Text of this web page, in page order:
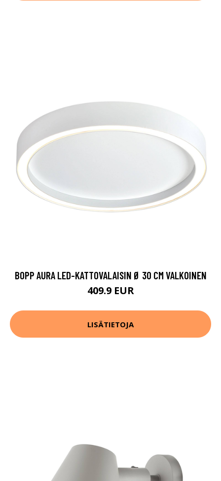
BOPP AURA LED-KATTOVALAISIN Ø 30 CM VALKOINEN
409.9 EUR
LISÄTIETOJA